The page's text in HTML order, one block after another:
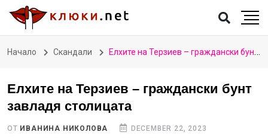
Начало Скандали Елхите на Терзиев – граждански бунт завладя столицата
Елхите на Терзиев – граждански бунт
завладя столицата
ОТ ИВАНИНА НИКОЛОВА
DECEMBER 22, 2023